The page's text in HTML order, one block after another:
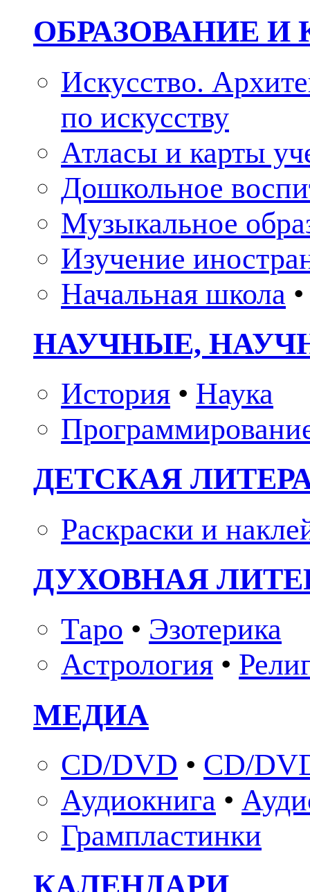
ОБРАЗОВАНИЕ И
Искусство.
по искусству
Атласы и карты
Дошкольное
Музыкальное
Изучение
Начальная школа •
НАУЧНЫЕ,
История • Наука
ДЕТСКАЯ
Раскраски и
ДУХОВНАЯ
Таро • Эзотерика
Астрология •
МЕДИА
CD/DVD • CD/
Аудиокнига •
Грампластинки